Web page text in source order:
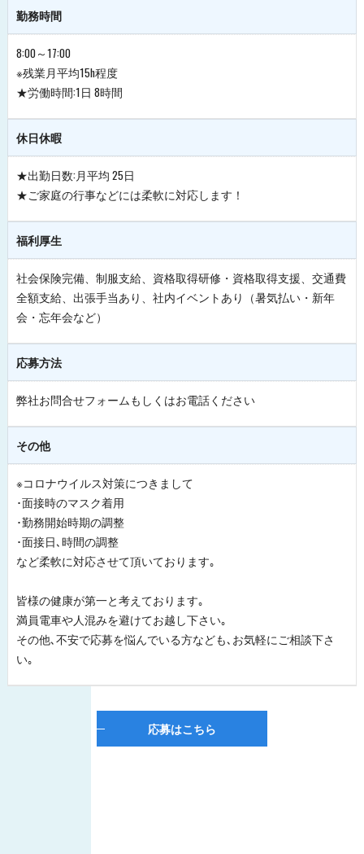
勤務時間
8:00～17:00
※残業月平均15h程度
★労働時間:1日 8時間
休日休暇
★出勤日数:月平均 25日
★ご家庭の行事などには柔軟に対応します！
福利厚生
社会保険完備、制服支給、資格取得研修・資格取得支援、交通費
全額支給、出張手当あり、社内イベントあり（暑気払い・新年
会・忘年会など）
応募方法
弊社お問合せフォームもしくはお電話ください
その他
※コロナウイルス対策につきまして
･面接時のマスク着用
･勤務開始時期の調整
･面接日､時間の調整
など柔軟に対応させて頂いております｡
皆様の健康が第一と考えております｡
満員電車や人混みを避けてお越し下さい｡
その他､不安で応募を悩んでいる方なども､お気軽にご相談下さ
い｡
応募はこちら